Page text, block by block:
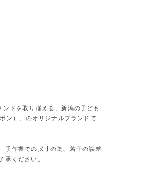
ドを取り揃える、新潟の子ども
ン）」のオリジナルブランドで
手作業での採寸の為、若干の誤差
承ください。